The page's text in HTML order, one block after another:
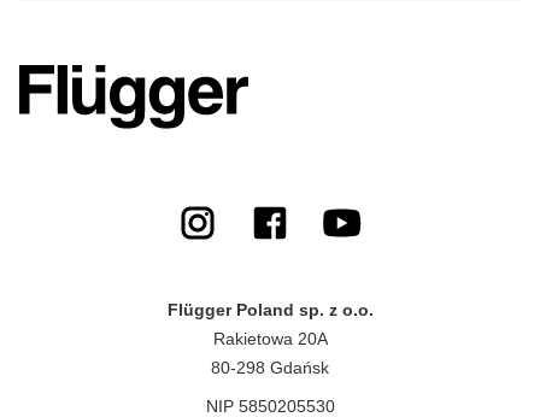
Flügger Poland sp. z o.o.
Rakietowa 20A
80-298 Gdańsk
NIP 5850205530